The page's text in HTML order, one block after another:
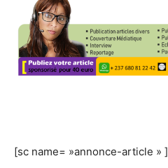
[sc name= »annonce-article » ]